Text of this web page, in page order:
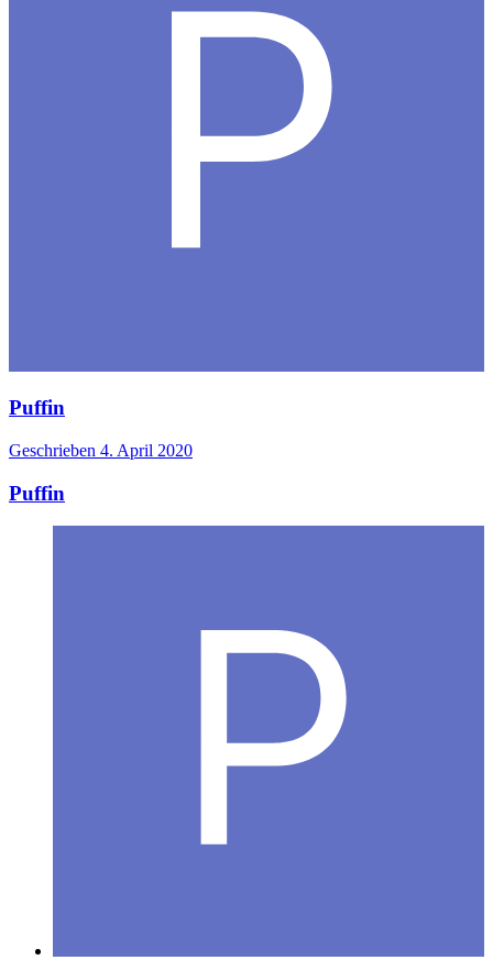
Puffin
Geschrieben 4. April 2020
Puffin